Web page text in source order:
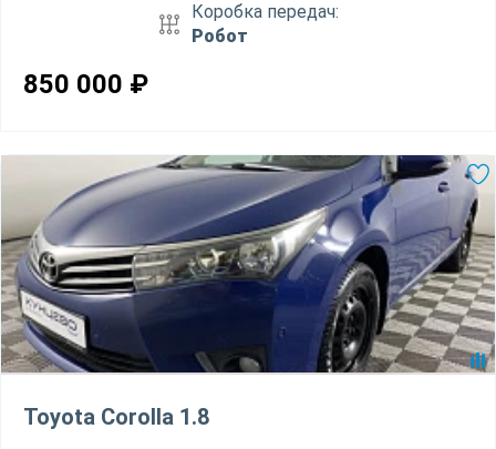
Коробка передач:
Робот
850 000 ₽
Toyota Corolla 1.8